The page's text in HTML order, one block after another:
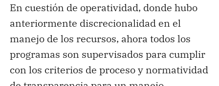
En cuestión de operatividad, donde hubo
anteriormente discrecionalidad en el
manejo de los recursos, ahora todos los
programas son supervisados para cumplir
con los criterios de proceso y normatividad